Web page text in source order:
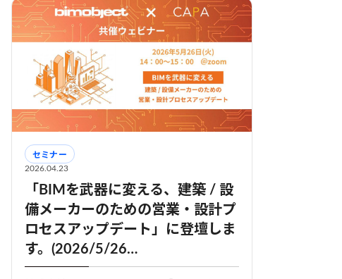
セミナー
2026.04.23
「BIMを武器に変える、建築 / 設
備メーカーのための営業・設計プ
ロセスアップデート」に登壇しま
す。(2026/5/26…